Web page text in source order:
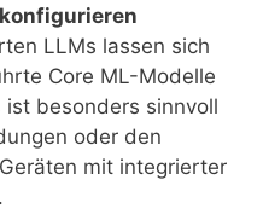
LLMs lassen sich
Core ML-Modelle
ist besonders sinnvoll
oder den
mit integrierter